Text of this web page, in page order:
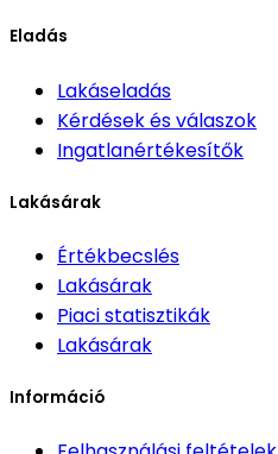
Eladás
Lakáseladás
Kérdések és válaszok
Ingatlanértékesítők
Lakásárak
Értékbecslés
Lakásárak
Piaci statisztikák
Lakásárak
Információ